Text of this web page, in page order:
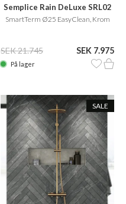
Semplice Rain DeLuxe SRL02
SmartTerm Ø25 EasyClean, Krom
SEK 21.745 SEK 7.975
På lager
SALE